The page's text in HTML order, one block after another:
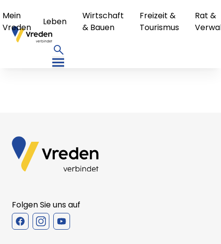
Mein
Vreden
Leben
Wirtschaft
& Bauen
Freizeit &
Tourismus
Rat &
Folgen Sie uns auf